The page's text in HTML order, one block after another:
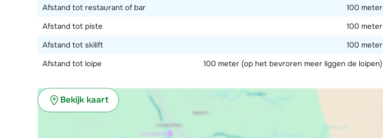
Afstand tot restaurant of bar
100 meter
Afstand tot piste
100 meter
Afstand tot skilift
100 meter
Afstand tot loipe
100 meter (op het bevroren meer liggen de loipen)
Bekijk kaart